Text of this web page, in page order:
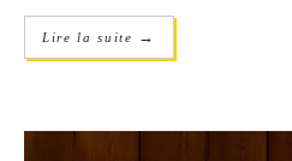
Lire la suite →